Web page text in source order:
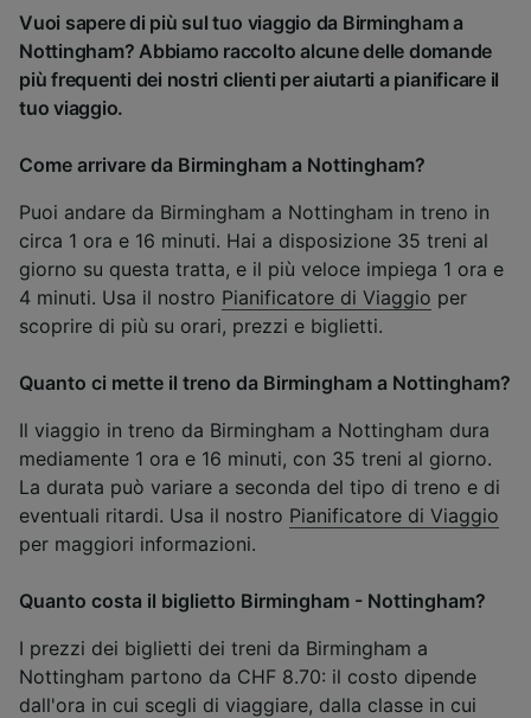
Vuoi sapere di più sul tuo viaggio da Birmingham a
Nottingham? Abbiamo raccolto alcune delle domande
più frequenti dei nostri clienti per aiutarti a pianificare il
tuo viaggio.
Come arrivare da Birmingham a Nottingham?
Puoi andare da Birmingham a Nottingham in treno in
circa 1 ora e 16 minuti. Hai a disposizione 35 treni al
giorno su questa tratta, e il più veloce impiega 1 ora e
4 minuti. Usa il nostro Pianificatore di Viaggio per
scoprire di più su orari, prezzi e biglietti.
Quanto ci mette il treno da Birmingham a Nottingham?
Il viaggio in treno da Birmingham a Nottingham dura
mediamente 1 ora e 16 minuti, con 35 treni al giorno.
La durata può variare a seconda del tipo di treno e di
eventuali ritardi. Usa il nostro Pianificatore di Viaggio
per maggiori informazioni.
Quanto costa il biglietto Birmingham - Nottingham?
I prezzi dei biglietti dei treni da Birmingham a
Nottingham partono da CHF 8.70: il costo dipende
dall'ora in cui scegli di viaggiare, dalla classe in cui